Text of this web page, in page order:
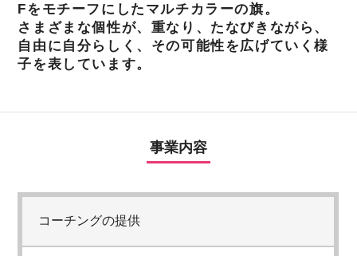
Fをモチーフにしたマルチカラーの旗。
さまざまな個性が、重なり、たなびきながら、
自由に自分らしく、その可能性を広げていく様
子を表しています。
事業内容
コーチングの提供